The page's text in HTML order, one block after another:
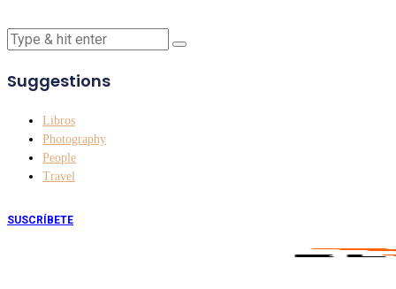
Suggestions
Libros
Photography
People
Travel
SUSCRÍBETE